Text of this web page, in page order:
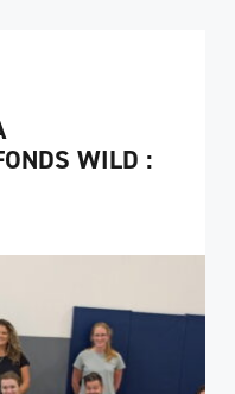
WILD :